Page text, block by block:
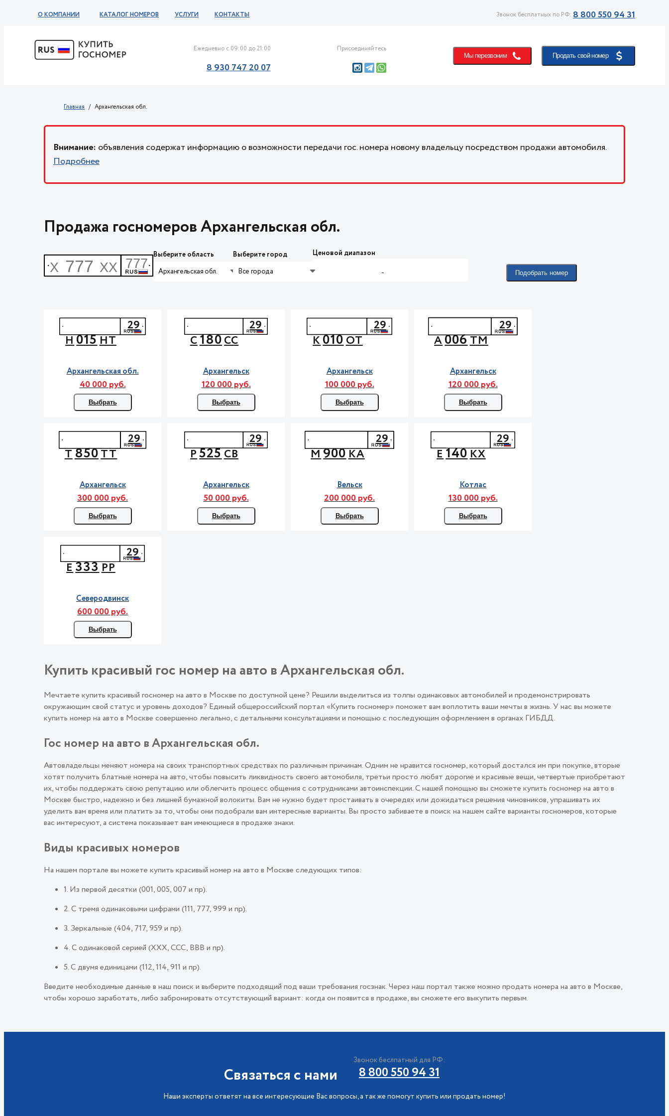
О КОМПАНИИ КАТАЛОГ НОМЕРОВ УСЛУГИ КОНТАКТЫ Звонок бесплатных по РФ: 8 800 550 94 31
Ежедневно с 09:00 до 21:00
8 930 747 20 07
Присоединяйтесь
Мы перезвоним Продать свой номер
Главная Архангельская обл.
Внимание: объявления содержат информацию о возможности передачи гос. номера новому владельцу посредством продажи автомобиля.
Подробнее
Продажа госномеров Архангельская обл.
Выберите область
Архангельская обл.
Выберите город
Все города
Ценовой диапазон
- Подобрать номер
Н015НТ
29
Архангельская обл.
40 000 руб.
Выбрать
С180СС
29
Архангельск
120 000 руб.
Выбрать
К010ОТ
29
Архангельск
100 000 руб.
Выбрать
А006ТМ
29
Архангельск
120 000 руб.
Выбрать
Т850ТТ
29
Архангельск
300 000 руб.
Выбрать
Р525СВ
29
Архангельск
50 000 руб.
Выбрать
М900КА
29
Вельск
200 000 руб.
Выбрать
Е140КХ
29
Котлас
130 000 руб.
Выбрать
Е333РР
29
Северодвинск
600 000 руб.
Выбрать
Купить красивый гос номер на авто в Архангельская обл.
Мечтаете купить красивый госномер на авто в Москве по доступной цене? Решили выделиться из толпы одинаковых автомобилей и продемонстрировать
окружающим свой статус и уровень доходов? Единый общероссийский портал «Купить госномер» поможет вам воплотить ваши мечты в жизнь. У нас вы можете
купить номер на авто в Москве совершенно легально, с детальными консультациями и помощью с последующим оформлением в органах ГИБДД.
Гос номер на авто в Архангельская обл.
Автовладельцы меняют номера на своих транспортных средствах по различным причинам. Одним не нравится госномер, который достался им при покупке, вторые
хотят получить блатные номера на авто, чтобы повысить ликвидность своего автомобиля, третьи просто любят дорогие и красивые вещи, четвертые приобретают
их, чтобы поддержать свою репутацию или облегчить процесс общения с сотрудниками автоинспекции. С нашей помощью вы сможете купить госномер на авто в
Москве быстро, надежно и без лишней бумажной волокиты. Вам не нужно будет простаивать в очередях или дожидаться решения чиновников, упрашивать их
уделить вам время или платить за то, чтобы они подобрали вам интересные варианты. Вы просто забиваете в поиск на нашем сайте варианты госномеров, которые
вас интересуют, а система показывает вам имеющиеся в продаже знаки.
Виды красивых номеров
На нашем портале вы можете купить красивый номер на авто в Москве следующих типов:
1. Из первой десятки (001, 005, 007 и пр).
2. С тремя одинаковыми цифрами (111, 777, 999 и пр).
3. Зеркальные (404, 717, 959 и пр).
4. С одинаковой серией (ХХХ, ССС, ВВВ и пр).
5. С двумя единицами (112, 114, 911 и пр).
Введите необходимые данные в наш поиск и выберите подходящий под ваши требования госзнак. Через наш портал также можно продать номера на авто в Москве,
чтобы хорошо заработать, либо забронировать отсутствующий вариант: когда он появится в продаже, вы сможете его выкупить первым.
Связаться с нами
Звонок беслпатный для РФ:
8 800 550 94 31
Наши эксперты ответят на все интересующие Вас вопросы, а так же помогут купить или продать номер!